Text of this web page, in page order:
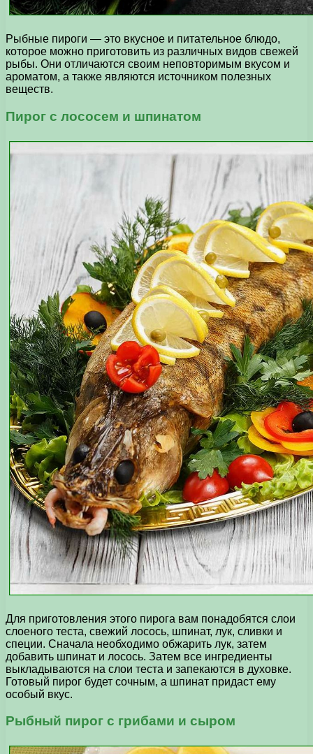
Рыбные пироги — это вкусное и питательное блюдо,
которое можно приготовить из различных видов свежей
рыбы. Они отличаются своим неповторимым вкусом и
ароматом, а также являются источником полезных
веществ.
Пирог с лососем и шпинатом
Для приготовления этого пирога вам понадобятся слои
слоеного теста, свежий лосось, шпинат, лук, сливки и
специи. Сначала необходимо обжарить лук, затем
добавить шпинат и лосось. Затем все ингредиенты
выкладываются на слои теста и запекаются в духовке.
Готовый пирог будет сочным, а шпинат придаст ему
особый вкус.
Рыбный пирог с грибами и сыром